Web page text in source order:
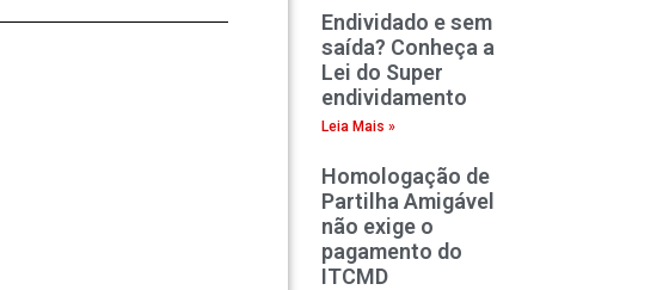
Endividado e sem
saída? Conheça a
Lei do Super
endividamento
Leia Mais »
Homologação de
Partilha Amigável
não exige o
pagamento do
ITCMD